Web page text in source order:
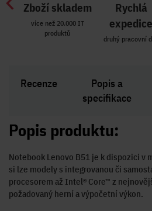
Zboží skladem
více než 20.000 IT
produktů
Rychlá
expedice
druhý pracovní
Recenze
Popis a
specifikace
Popis produktu:
Notebook Lenovo B51 je k dispozici v
si lze modely s integrovanou či
procesorem až Intel® Core™ z
požadovaný herní a výpočetní výkon.